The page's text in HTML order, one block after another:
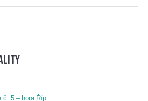
č. 5 – hora Říp